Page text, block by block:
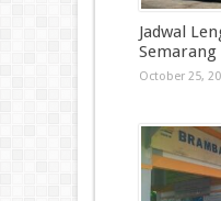
Jadwal
Semarang
October 25,